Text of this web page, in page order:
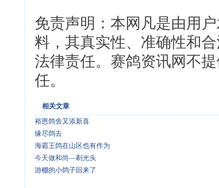
免责声明：本网凡是由用
料，其真实性、准确性和
法律责任。赛鸽资讯网不
任。
相关文章
裕恩鸽舍又添新喜
缘尽鸽去
海霸王鸽在山区也有作为
今天做和尚—剃光头
游棚的小鸽子回来了